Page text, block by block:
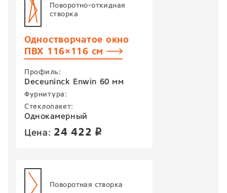
Поворотно-откидная
створка
Одностворчатое окно
ПВХ 116×116 см
Профиль:
Deceuninck Enwin 60 мм
Фурнитура:
Стеклопакет:
Однокамерный
Цена: 24 422 p
Поворотная створка